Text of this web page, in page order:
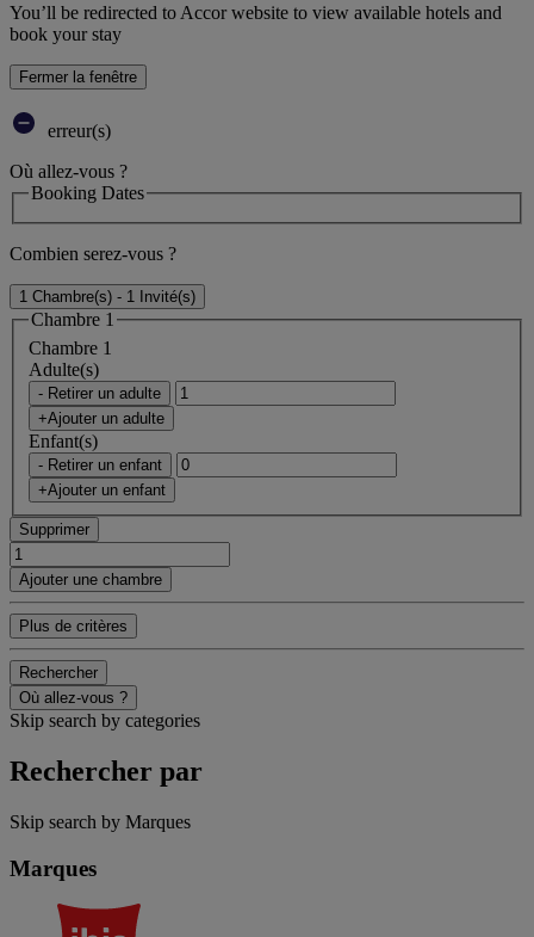
You’ll be redirected to Accor website to view available hotels and
book your stay
Fermer la fenêtre
erreur(s)
Où allez-vous ?
Booking Dates
Combien serez-vous ?
1 Chambre(s) - 1 Invité(s)
Chambre 1
Chambre 1
Adulte(s)
- Retirer un adulte
+Ajouter un adulte
Enfant(s)
- Retirer un enfant
+Ajouter un enfant
Supprimer
Ajouter une chambre
Plus de critères
Rechercher
Où allez-vous ?
Skip search by categories
Rechercher par
Skip search by Marques
Marques